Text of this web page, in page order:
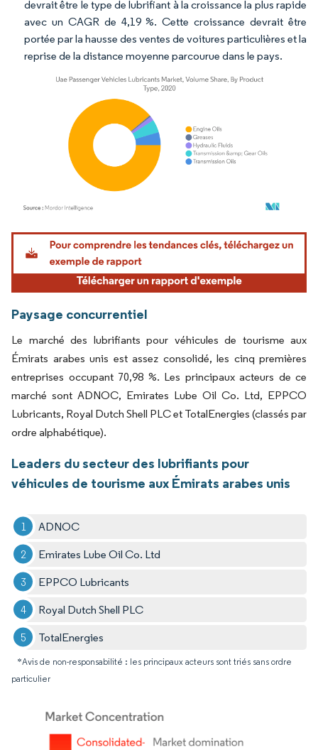
devrait être le type de lubrifiant à la croissance la plus rapide
avec un CAGR de 4,19 %. Cette croissance devrait être
portée par la hausse des ventes de voitures particulières et la
reprise de la distance moyenne parcourue dans le pays.
Image © Mordor Intelligence. La réutilisation nécessite une attribution sous CC BY
Paysage concurrentiel
Le marché des lubrifiants pour véhicules de tourisme aux
Émirats arabes unis est assez consolidé, les cinq premières
entreprises occupant 70,98 %. Les principaux acteurs de ce
marché sont ADNOC, Emirates Lube Oil Co. Ltd, EPPCO
Lubricants, Royal Dutch Shell PLC et TotalEnergies (classés par
ordre alphabétique).
Leaders du secteur des lubrifiants pour
véhicules de tourisme aux Émirats arabes unis
ADNOC
Emirates Lube Oil Co. Ltd
EPPCO Lubricants
Royal Dutch Shell PLC
TotalEnergies
*Avis de non-responsabilité : les principaux acteurs sont triés sans ordre
particulier